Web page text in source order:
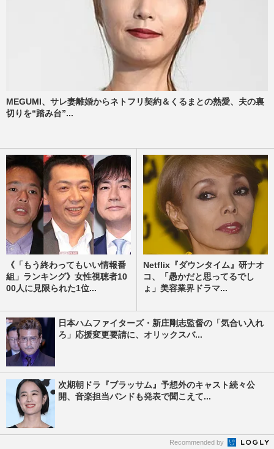
MEGUMI、サレ妻離婚からネトフリ契約＆くるまとの熱愛、夫の裏
切りを“踏み台”...
《「もう終わってもいい情報番
組」ランキング》女性視聴者10
00人に見限られた1位...
Netflix『ダウンタイム』研ナオ
コ、「愚かだと思ってるでし
ょ」美容業界ドラマ...
日本ハムファイターズ・新庄剛志監督の「気合い入れ
ろ」応援変更要請に、オリックスバ...
次期朝ドラ『ブラッサム』予想外のキャスト続々公
開、音楽担当バンドも発表で聞こえて...
Recommended by